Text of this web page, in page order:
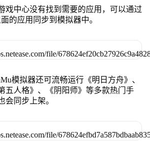
戏中心没有找到需要的应用，可以通过
的应用同步到模拟器中。
模拟器还可流畅运行《明日方舟》、
五人格》、《阴阳师》等多款热门手
会同步上架。